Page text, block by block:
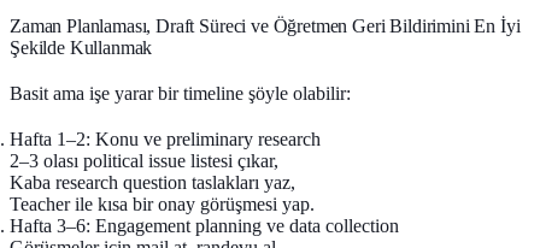
Zaman Planlaması, Draft Süreci ve Öğretmen Geri Bildirimini En İyi
Şekilde Kullanmak
Basit ama işe yarar bir timeline şöyle olabilir:
Hafta 1–2: Konu ve preliminary research
2–3 olası political issue listesi çıkar,
Kaba research question taslakları yaz,
Teacher ile kısa bir onay görüşmesi yap.
Hafta 3–6: Engagement planning ve data collection